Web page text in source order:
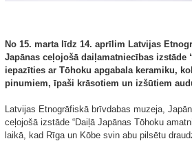
No 15. marta līdz 14. aprīlim Latvijas
Japānas ceļojošā daiļamatniecības izstāde
iepazīties ar Tōhoku apgabala keramiku,
pinumiem, īpaši krāsotiem un izšūtiem
Latvijas Etnogrāfiskā brīvdabas muzeja,
ceļojošā izstāde “Daiļā Japānas Tōhoku
laikā, kad Rīga un Kōbe svin abu pilsētu